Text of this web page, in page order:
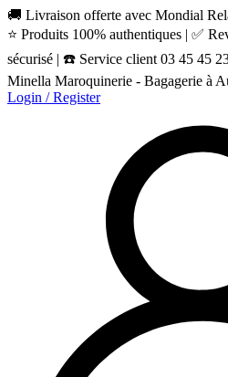
🚚 Livraison offerte avec Mondial
⭐ Produits 100% authentiques | ✅
sécurisé | ☎️ Service client 03 45 45
Minella Maroquinerie - Bagagerie à
Login / Register